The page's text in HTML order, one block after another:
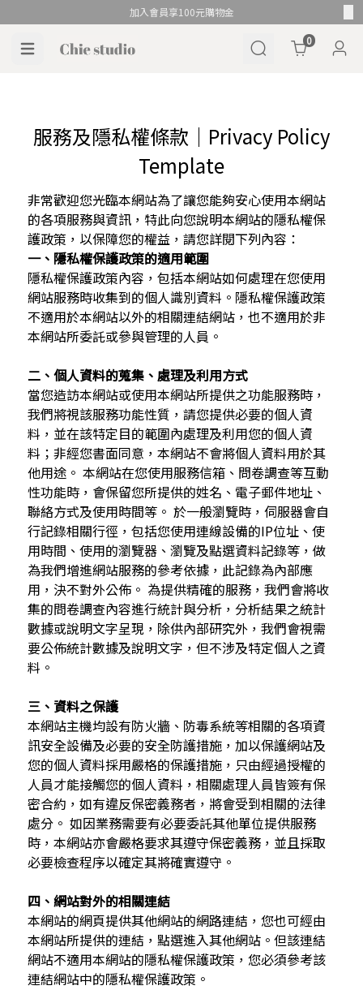
加入會員享100元購物金
Cart0
服務及隱私權條款｜Privacy Policy
Template
非常歡迎您光臨本網站為了讓您能夠安心使用本網站
的各項服務與資訊，特此向您說明本網站的隱私權保
護政策，以保障您的權益，請您詳閱下列內容：
一、隱私權保護政策的適用範圍
隱私權保護政策內容，包括本網站如何處理在您使用
網站服務時收集到的個人識別資料。隱私權保護政策
不適用於本網站以外的相關連結網站，也不適用於非
本網站所委託或參與管理的人員。
二、個人資料的蒐集、處理及利用方式
當您造訪本網站或使用本網站所提供之功能服務時，
我們將視該服務功能性質，請您提供必要的個人資
料，並在該特定目的範圍內處理及利用您的個人資
料；非經您書面同意，本網站不會將個人資料用於其
他用途。 本網站在您使用服務信箱、問卷調查等互動
性功能時，會保留您所提供的姓名、電子郵件地址、
聯絡方式及使用時間等。 於一般瀏覽時，伺服器會自
行記錄相關行徑，包括您使用連線設備的IP位址、使
用時間、使用的瀏覽器、瀏覽及點選資料記錄等，做
為我們增進網站服務的參考依據，此記錄為內部應
用，決不對外公佈。 為提供精確的服務，我們會將收
集的問卷調查內容進行統計與分析，分析結果之統計
數據或說明文字呈現，除供內部研究外，我們會視需
要公佈統計數據及說明文字，但不涉及特定個人之資
料。
三、資料之保護
本網站主機均設有防火牆、防毒系統等相關的各項資
訊安全設備及必要的安全防護措施，加以保護網站及
您的個人資料採用嚴格的保護措施，只由經過授權的
人員才能接觸您的個人資料，相關處理人員皆簽有保
密合約，如有違反保密義務者，將會受到相關的法律
處分。 如因業務需要有必要委託其他單位提供服務
時，本網站亦會嚴格要求其遵守保密義務，並且採取
必要檢查程序以確定其將確實遵守。
四、網站對外的相關連結
本網站的網頁提供其他網站的網路連結，您也可經由
本網站所提供的連結，點選進入其他網站。但該連結
網站不適用本網站的隱私權保護政策，您必須參考該
連結網站中的隱私權保護政策。